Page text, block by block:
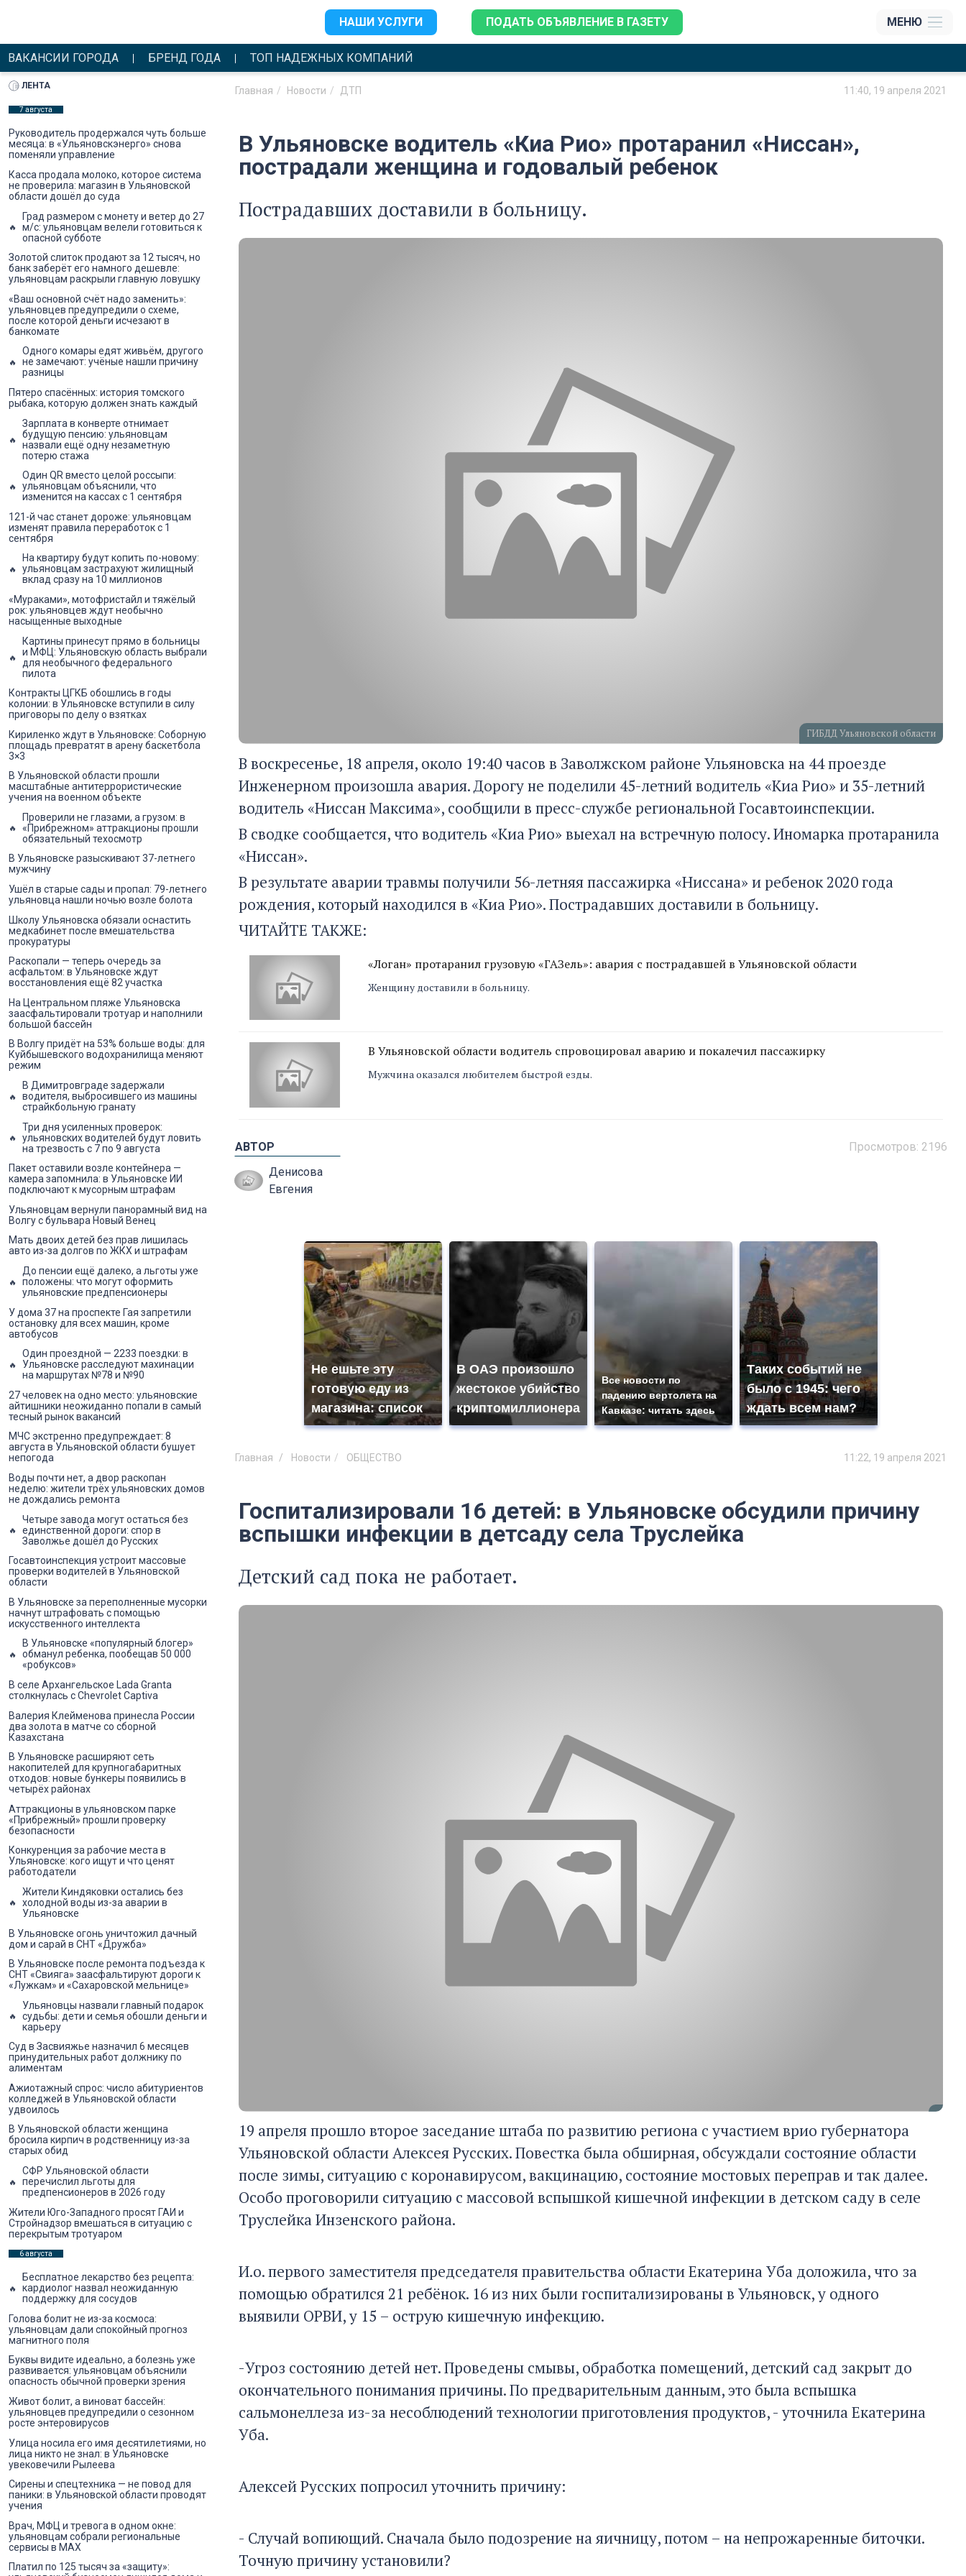
НАШИ УСЛУГИ ПОДАТЬ ОБЪЯВЛЕНИЕ В ГАЗЕТУ МЕНЮ
ВАКАНСИИ ГОРОДА БРЕНД ГОДА ТОП НАДЕЖНЫХ КОМПАНИЙ
Главная Новости ДТП 11:40, 19 апреля 2021
В Ульяновске водитель «Киа Рио» протаранил «Ниссан»,
пострадали женщина и годовалый ребенок
Пострадавших доставили в больницу.
ГИБДД Ульяновской области
В воскресенье, 18 апреля, около 19:40 часов в Заволжском районе Ульяновска на 44 проезде
Инженерном произошла авария. Дорогу не поделили 45-летний водитель «Киа Рио» и 35-летний
водитель «Ниссан Максима», сообщили в пресс-службе региональной Госавтоинспекции.
В сводке сообщается, что водитель «Киа Рио» выехал на встречную полосу. Иномарка протаранила
«Ниссан».
В результате аварии травмы получили 56-летняя пассажирка «Ниссана» и ребенок 2020 года
рождения, который находился в «Киа Рио». Пострадавших доставили в больницу.
ЧИТАЙТЕ ТАКЖЕ:
«Логан» протаранил грузовую «ГАЗель»: авария с пострадавшей в Ульяновской области
Женщину доставили в больницу.
В Ульяновской области водитель спровоцировал аварию и покалечил пассажирку
Мужчина оказался любителем быстрой езды.
Просмотров: 2196
АВТОР
Денисова
Евгения
Не ешьте эту
готовую еду из
магазина: список
В ОАЭ произошло
жестокое убийство
криптомиллионера
Все новости по
падению вертолета на
Кавказе: читать здесь
Таких событий не
было с 1945: чего
ждать всем нам?
Главная Новости ОБЩЕСТВО 11:22, 19 апреля 2021
Госпитализировали 16 детей: в Ульяновске обсудили причину
вспышки инфекции в детсаду села Труслейка
Детский сад пока не работает.
19 апреля прошло второе заседание штаба по развитию региона с участием врио губернатора
Ульяновской области Алексея Русских. Повестка была обширная, обсуждали состояние области
после зимы, ситуацию с коронавирусом, вакцинацию, состояние мостовых переправ и так далее.
Особо проговорили ситуацию с массовой вспышкой кишечной инфекции в детском саду в селе
Труслейка Инзенского района.
И.о. первого заместителя председателя правительства области Екатерина Уба доложила, что за
помощью обратился 21 ребёнок. 16 из них были госпитализированы в Ульяновск, у одного
выявили ОРВИ, у 15 – острую кишечную инфекцию.
-Угроз состоянию детей нет. Проведены смывы, обработка помещений, детский сад закрыт до
окончательного понимания причины. По предварительным данным, это была вспышка
сальмонеллеза из-за несоблюдений технологии приготовления продуктов, - уточнила Екатерина
Уба.
Алексей Русских попросил уточнить причину:
- Случай вопиющий. Сначала было подозрение на яичницу, потом – на непрожаренные биточки.
Точную причину установили?
ЛЕНТА
7 августа
Руководитель продержался чуть больше
месяца: в «Ульяновскэнерго» снова
поменяли управление
Касса продала молоко, которое система
не проверила: магазин в Ульяновской
области дошёл до суда
Град размером с монету и ветер до 27
м/с: ульяновцам велели готовиться к
опасной субботе
Золотой слиток продают за 12 тысяч, но
банк заберёт его намного дешевле:
ульяновцам раскрыли главную ловушку
«Ваш основной счёт надо заменить»:
ульяновцев предупредили о схеме,
после которой деньги исчезают в
банкомате
Одного комары едят живьём, другого
не замечают: учёные нашли причину
разницы
Пятеро спасённых: история томского
рыбака, которую должен знать каждый
Зарплата в конверте отнимает
будущую пенсию: ульяновцам
назвали ещё одну незаметную
потерю стажа
Один QR вместо целой россыпи:
ульяновцам объяснили, что
изменится на кассах с 1 сентября
121-й час станет дороже: ульяновцам
изменят правила переработок с 1
сентября
На квартиру будут копить по-новому:
ульяновцам застрахуют жилищный
вклад сразу на 10 миллионов
«Мураками», мотофристайл и тяжёлый
рок: ульяновцев ждут необычно
насыщенные выходные
Картины принесут прямо в больницы
и МФЦ: Ульяновскую область выбрали
для необычного федерального
пилота
Контракты ЦГКБ обошлись в годы
колонии: в Ульяновске вступили в силу
приговоры по делу о взятках
Кириленко ждут в Ульяновске: Соборную
площадь превратят в арену баскетбола
3×3
В Ульяновской области прошли
масштабные антитеррористические
учения на военном объекте
Проверили не глазами, а грузом: в
«Прибрежном» аттракционы прошли
обязательный техосмотр
В Ульяновске разыскивают 37-летнего
мужчину
Ушёл в старые сады и пропал: 79-летнего
ульяновца нашли ночью возле болота
Школу Ульяновска обязали оснастить
медкабинет после вмешательства
прокуратуры
Раскопали — теперь очередь за
асфальтом: в Ульяновске ждут
восстановления ещё 82 участка
На Центральном пляже Ульяновска
заасфальтировали тротуар и наполнили
большой бассейн
В Волгу придёт на 53% больше воды: для
Куйбышевского водохранилища меняют
режим
В Димитровграде задержали
водителя, выбросившего из машины
страйкбольную гранату
Три дня усиленных проверок:
ульяновских водителей будут ловить
на трезвость с 7 по 9 августа
Пакет оставили возле контейнера —
камера запомнила: в Ульяновске ИИ
подключают к мусорным штрафам
Ульяновцам вернули панорамный вид на
Волгу с бульвара Новый Венец
Мать двоих детей без прав лишилась
авто из-за долгов по ЖКХ и штрафам
До пенсии ещё далеко, а льготы уже
положены: что могут оформить
ульяновские предпенсионеры
У дома 37 на проспекте Гая запретили
остановку для всех машин, кроме
автобусов
Один проездной — 2233 поездки: в
Ульяновске расследуют махинации
на маршрутах №78 и №90
27 человек на одно место: ульяновские
айтишники неожиданно попали в самый
тесный рынок вакансий
МЧС экстренно предупреждает: 8
августа в Ульяновской области бушует
непогода
Воды почти нет, а двор раскопан
неделю: жители трёх ульяновских домов
не дождались ремонта
Четыре завода могут остаться без
единственной дороги: спор в
Заволжье дошёл до Русских
Госавтоинспекция устроит массовые
проверки водителей в Ульяновской
области
В Ульяновске за переполненные мусорки
начнут штрафовать с помощью
искусственного интеллекта
В Ульяновске «популярный блогер»
обманул ребенка, пообещав 50 000
«робуксов»
В селе Архангельское Lada Granta
столкнулась с Chevrolet Captiva
Валерия Клейменова принесла России
два золота в матче со сборной
Казахстана
В Ульяновске расширяют сеть
накопителей для крупногабаритных
отходов: новые бункеры появились в
четырёх районах
Аттракционы в ульяновском парке
«Прибрежный» прошли проверку
безопасности
Конкуренция за рабочие места в
Ульяновске: кого ищут и что ценят
работодатели
Жители Киндяковки остались без
холодной воды из-за аварии в
Ульяновске
В Ульяновске огонь уничтожил дачный
дом и сарай в СНТ «Дружба»
В Ульяновске после ремонта подъезда к
СНТ «Свияга» заасфальтируют дороги к
«Лужкам» и «Сахаровской мельнице»
Ульяновцы назвали главный подарок
судьбы: дети и семья обошли деньги и
карьеру
Суд в Засвияжье назначил 6 месяцев
принудительных работ должнику по
алиментам
Ажиотажный спрос: число абитуриентов
колледжей в Ульяновской области
удвоилось
В Ульяновской области женщина
бросила кирпич в родственницу из-за
старых обид
СФР Ульяновской области
перечислил льготы для
предпенсионеров в 2026 году
Жители Юго-Западного просят ГАИ и
Стройнадзор вмешаться в ситуацию с
перекрытым тротуаром
6 августа
Бесплатное лекарство без рецепта:
кардиолог назвал неожиданную
поддержку для сосудов
Голова болит не из-за космоса:
ульяновцам дали спокойный прогноз
магнитного поля
Буквы видите идеально, а болезнь уже
развивается: ульяновцам объяснили
опасность обычной проверки зрения
Живот болит, а виноват бассейн:
ульяновцев предупредили о сезонном
росте энтеровирусов
Улица носила его имя десятилетиями, но
лица никто не знал: в Ульяновске
увековечили Рылеева
Сирены и спецтехника — не повод для
паники: в Ульяновской области проводят
учения
Врач, МФЦ и тревога в одном окне:
ульяновцам собрали региональные
сервисы в MAX
Платил по 125 тысяч за «защиту»: